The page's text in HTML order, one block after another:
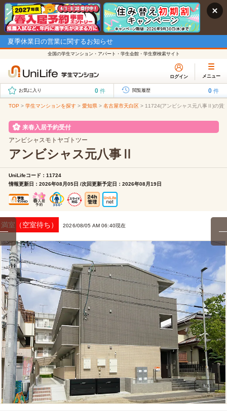
夏季休業日の営業に関するお知らせ
全国の学生マンション・アパート・学生会館・学生寮検索サイト
ログイン メニュー
お気に入り 0 件 閲覧履歴 0 件
TOP > 学生マンションを探す > 愛知県 > 名古屋市天白区 > 11724(アンビシャス元八事Ⅱ)の賃
来春入居予約受付
アンビシャスモトヤゴトツー
アンビシャス元八事Ⅱ
UniLifeコード：11724
情報更新日：2026年08月05日 /次回更新予定日：2026年08月19日
満室（空室待ち） 2026/08/05 AM 06:40現在
1/41